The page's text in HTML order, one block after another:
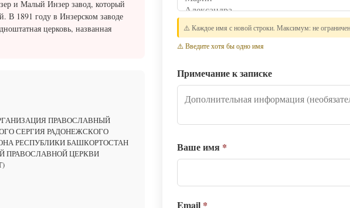
и Малый Инзер завод, который
В 1891 году в Инзерском заводе
церковь, названная
ПРАВОСЛАВНЫЙ
СЕРГИЯ РАДОНЕЖСКОГО
РЕСПУБЛИКИ БАШКОРТОСТАН
ПРАВОСЛАВНОЙ ЦЕРКВИ
⚠️ Каждое имя с новой строки. Максимум: не
⚠️ Введите хотя бы одно имя
Примечание к записке
Ваше имя *
Email *